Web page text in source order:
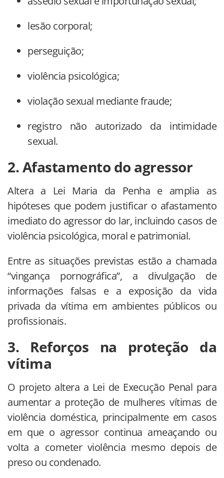
lesão corporal;
perseguição;
violência psicológica;
violação sexual mediante fraude;
registro não autorizado da intimidade
sexual.
2. Afastamento do agressor
Altera a Lei Maria da Penha e amplia as
hipóteses que podem justificar o afastamento
imediato do agressor do lar, incluindo casos de
violência psicológica, moral e patrimonial.
Entre as situações previstas estão a chamada
“vingança pornográfica”, a divulgação de
informações falsas e a exposição da vida
privada da vítima em ambientes públicos ou
profissionais.
3. Reforços na proteção da
vítima
O projeto altera a Lei de Execução Penal para
aumentar a proteção de mulheres vítimas de
violência doméstica, principalmente em casos
em que o agressor continua ameaçando ou
volta a cometer violência mesmo depois de
preso ou condenado.